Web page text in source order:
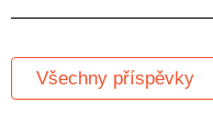
Všechny příspěvky